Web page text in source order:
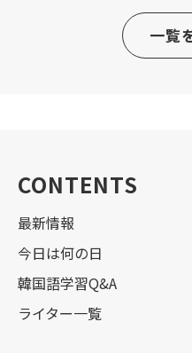
一覧
CONTENTS
最新情報
今日は何の日
韓国語学習Q&A
ライター一覧